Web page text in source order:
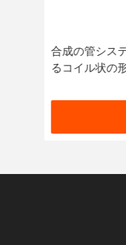
合成の管シス
るコイル状の